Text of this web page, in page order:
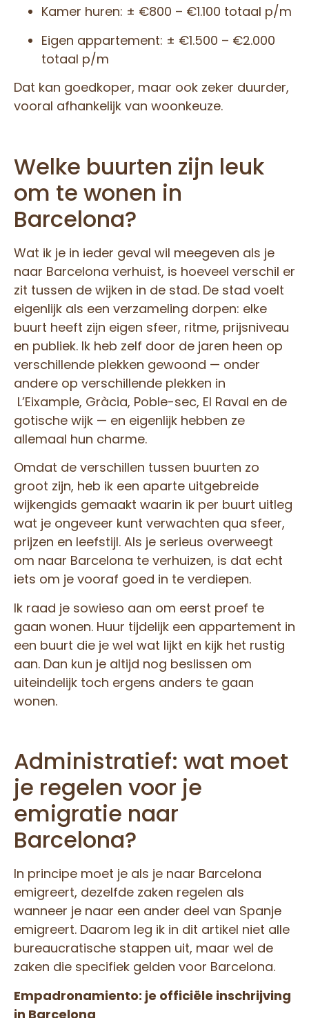
Kamer huren: ± €800 – €1.100 totaal p/m
Eigen appartement: ± €1.500 – €2.000
totaal p/m
Dat kan goedkoper, maar ook zeker duurder,
vooral afhankelijk van woonkeuze.
Welke buurten zijn leuk
om te wonen in
Barcelona?
Wat ik je in ieder geval wil meegeven als je
naar Barcelona verhuist, is hoeveel verschil er
zit tussen de wijken in de stad. De stad voelt
eigenlijk als een verzameling dorpen: elke
buurt heeft zijn eigen sfeer, ritme, prijsniveau
en publiek. Ik heb zelf door de jaren heen op
verschillende plekken gewoond — onder
andere op verschillende plekken in
L’Eixample, Gràcia, Poble-sec, El Raval en de
gotische wijk — en eigenlijk hebben ze
allemaal hun charme.
Omdat de verschillen tussen buurten zo
groot zijn, heb ik een aparte uitgebreide
wijkengids gemaakt waarin ik per buurt uitleg
wat je ongeveer kunt verwachten qua sfeer,
prijzen en leefstijl. Als je serieus overweegt
om naar Barcelona te verhuizen, is dat echt
iets om je vooraf goed in te verdiepen.
Ik raad je sowieso aan om eerst proef te
gaan wonen. Huur tijdelijk een appartement in
een buurt die je wel wat lijkt en kijk het rustig
aan. Dan kun je altijd nog beslissen om
uiteindelijk toch ergens anders te gaan
wonen.
Administratief: wat moet
je regelen voor je
emigratie naar
Barcelona?
In principe moet je als je naar Barcelona
emigreert, dezelfde zaken regelen als
wanneer je naar een ander deel van Spanje
emigreert. Daarom leg ik in dit artikel niet alle
bureaucratische stappen uit, maar wel de
zaken die specifiek gelden voor Barcelona.
Empadronamiento: je officiële inschrijving
in Barcelona